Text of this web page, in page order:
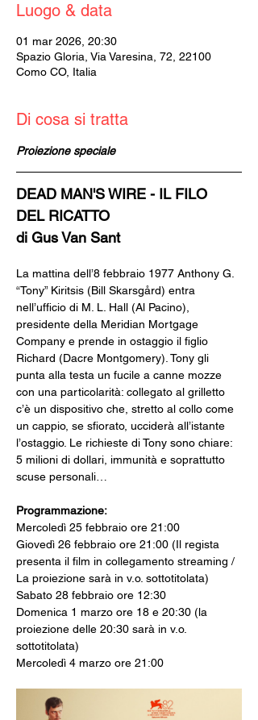
Luogo & data
01 mar 2026, 20:30
Spazio Gloria, Via Varesina, 72, 22100
Como CO, Italia
Di cosa si tratta
Proiezione speciale
DEAD MAN'S WIRE - IL FILO
DEL RICATTO
di Gus Van Sant
La mattina dell’8 febbraio 1977 Anthony G.
“Tony” Kiritsis (Bill Skarsgård) entra
nell’ufficio di M. L. Hall (Al Pacino),
presidente della Meridian Mortgage
Company e prende in ostaggio il figlio
Richard (Dacre Montgomery). Tony gli
punta alla testa un fucile a canne mozze
con una particolarità: collegato al grilletto
c’è un dispositivo che, stretto al collo come
un cappio, se sfiorato, ucciderà all’istante
l’ostaggio. Le richieste di Tony sono chiare:
5 milioni di dollari, immunità e soprattutto
scuse personali…
Programmazione:
Mercoledì 25 febbraio ore 21:00
Giovedì 26 febbraio ore 21:00 (Il regista
presenta il film in collegamento streaming /
La proiezione sarà in v.o. sottotitolata)
Sabato 28 febbraio ore 12:30
Domenica 1 marzo ore 18 e 20:30 (la
proiezione delle 20:30 sarà in v.o.
sottotitolata)
Mercoledì 4 marzo ore 21:00